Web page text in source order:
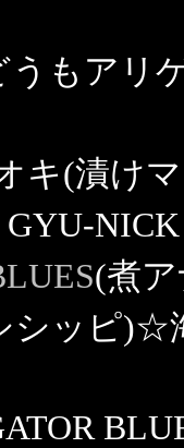
うもア
(漬けマ
(煮
シッピ